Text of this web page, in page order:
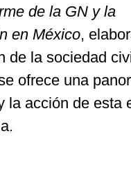
de la GN y la
en México,
de la sociedad
ofrece una
la acción de esta